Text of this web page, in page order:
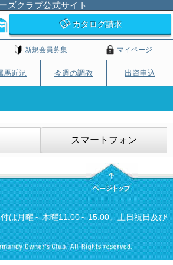
ズクラブ公式サイト
カタログ請求
新規会員募集 マイページ
馬近況 今週の調教 出資申込
スマートフォン
は月曜～木曜11:00～15:00。土日祝日及び